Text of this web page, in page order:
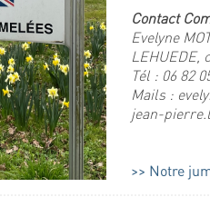
Contact
Evelyne
LEHUEDE,
Tél : 06 82
Mails :
jean-
Notre